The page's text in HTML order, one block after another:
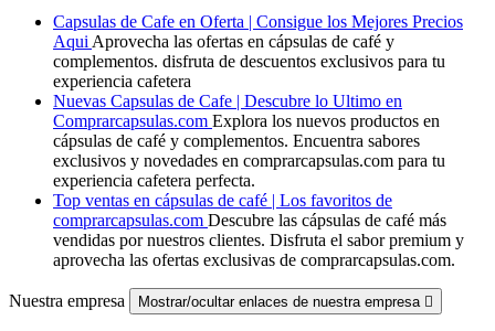
Capsulas de Cafe en Oferta | Consigue los Mejores Precios
Aqui Aprovecha las ofertas en cápsulas de café y
complementos. disfruta de descuentos exclusivos para tu
experiencia cafetera
Nuevas Capsulas de Cafe | Descubre lo Ultimo en
Comprarcapsulas.com Explora los nuevos productos en
cápsulas de café y complementos. Encuentra sabores
exclusivos y novedades en comprarcapsulas.com para tu
experiencia cafetera perfecta.
Top ventas en cápsulas de café | Los favoritos de
comprarcapsulas.com Descubre las cápsulas de café más
vendidas por nuestros clientes. Disfruta el sabor premium y
aprovecha las ofertas exclusivas de comprarcapsulas.com.
Nuestra empresa Mostrar/ocultar enlaces de nuestra empresa 